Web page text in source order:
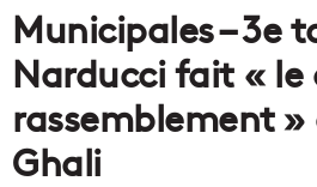
Municipales – 3e
Narducci fait « le
rassemblement »
Ghali